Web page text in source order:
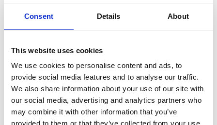
Consent Details About
This website uses cookies
We use cookies to personalise content and ads, to
provide social media features and to analyse our traffic.
We also share information about your use of our site with
our social media, advertising and analytics partners who
may combine it with other information that you’ve
provided to them or that they’ve collected from your use
De laatste tijd zijn interactieve trainingen,
interactieve methoden bootsen scenario's uit de
vertrouwen en de vaardigheden krijgen die ze
nodig hebben om soortgelijke situaties in het
echte leven effectief aan te pakken.